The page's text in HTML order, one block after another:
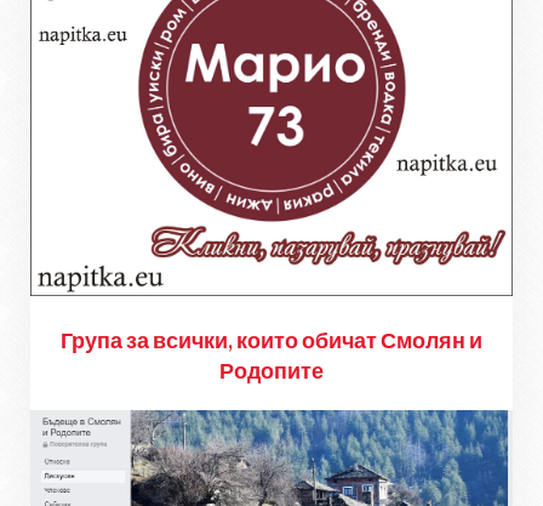
Група за всички, които обичат Смолян и
Родопите